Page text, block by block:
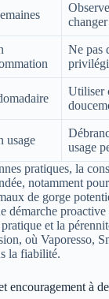
Ne pas
Utiliser
usage
usage
pratiques, la
notamment
de gorge
démarche proactive
et la
où Vaporesso,
la fiabilité.
encouragement à